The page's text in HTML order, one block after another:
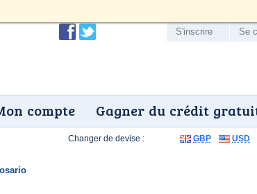
Gagner du crédit
compte
S'inscrire Se
Changer de devise : GBP USD